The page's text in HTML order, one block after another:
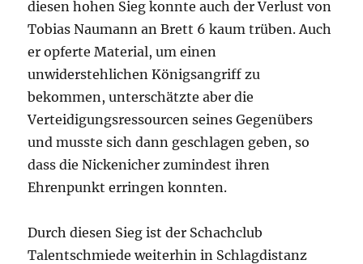
diesen hohen Sieg konnte auch der Verlust von
Tobias Naumann an Brett 6 kaum trüben. Auch
er opferte Material, um einen
unwiderstehlichen Königsangriff zu
bekommen, unterschätzte aber die
Verteidigungsressourcen seines Gegenübers
und musste sich dann geschlagen geben, so
dass die Nickenicher zumindest ihren
Ehrenpunkt erringen konnten.
Durch diesen Sieg ist der Schachclub
Talentschmiede weiterhin in Schlagdistanz